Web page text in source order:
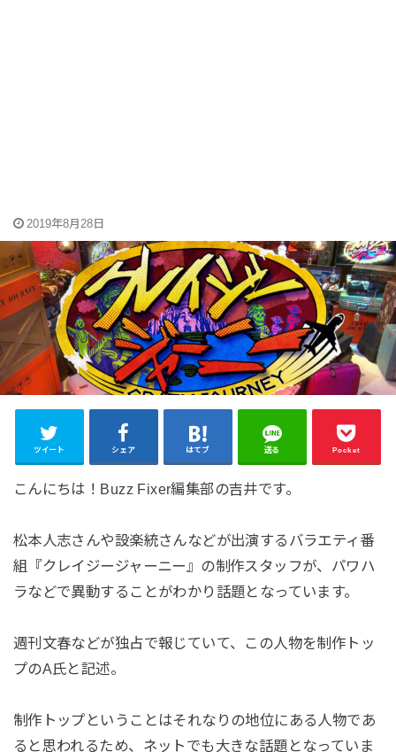
2019年8月28日
ツイート シェア はてブ 送る Pocket
こんにちは！Buzz Fixer編集部の吉井です。
松本人志さんや設楽統さんなどが出演するバラエティ番
組『クレイジージャーニー』の制作スタッフが、パワハ
ラなどで異動することがわかり話題となっています。
週刊文春などが独占で報じていて、この人物を制作トッ
プのA氏と記述。
制作トップということはそれなりの地位にある人物であ
ると思われるため、ネットでも大きな話題となっていま